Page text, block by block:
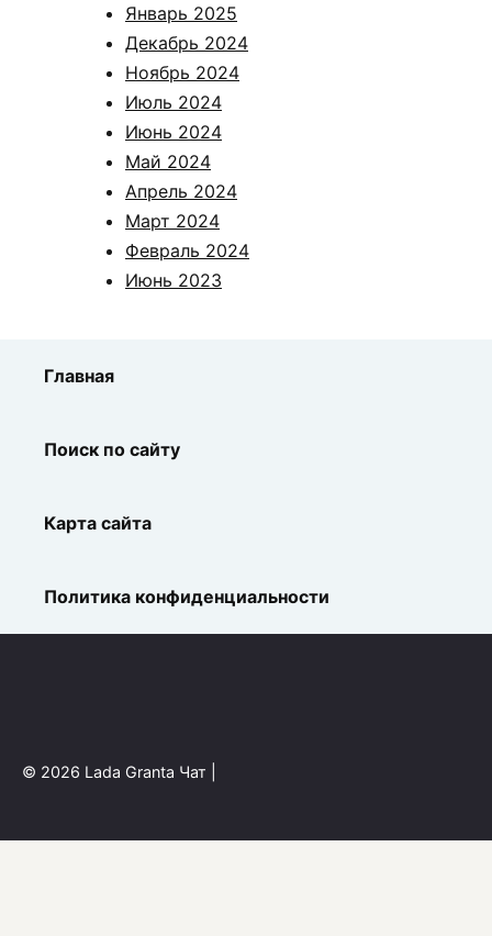
Январь 2025
Декабрь 2024
Ноябрь 2024
Июль 2024
Июнь 2024
Май 2024
Апрель 2024
Март 2024
Февраль 2024
Июнь 2023
Главная
Поиск по сайту
Карта сайта
Политика конфиденциальности
© 2026 Lada Granta Чат |